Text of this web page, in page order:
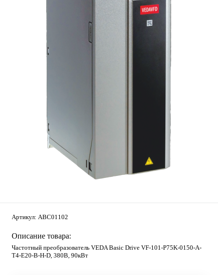
Артикул: ABC01102
Описание товара:
Частотный преобразователь VEDA Basic Drive VF-101-P75K-0150-A-
T4-E20-B-H-D, 380В, 90кВт